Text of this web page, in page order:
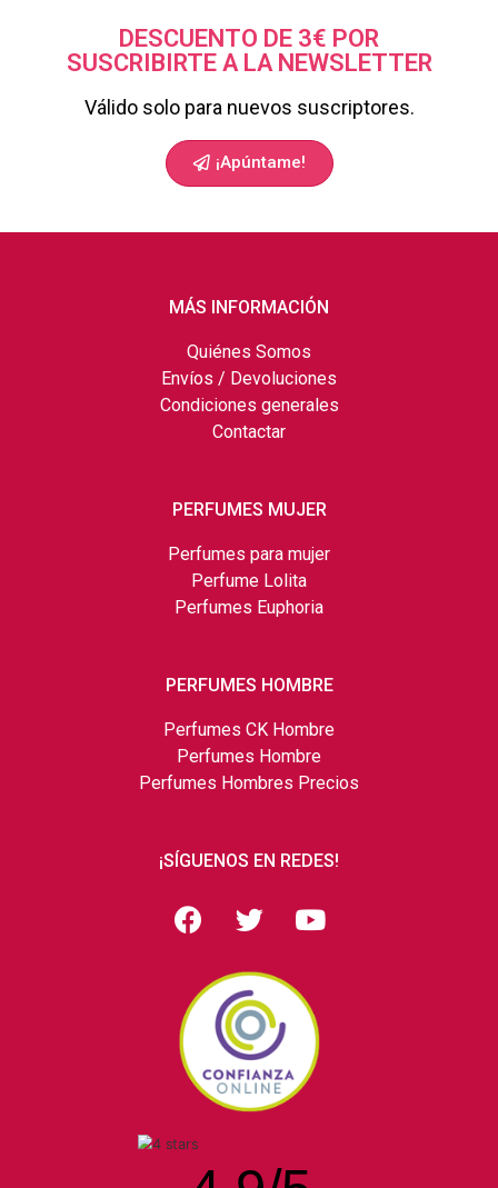
DESCUENTO DE 3€ POR
SUSCRIBIRTE A LA NEWSLETTER
Válido solo para nuevos suscriptores.
¡Apúntame!
MÁS INFORMACIÓN
Quiénes Somos
Envíos / Devoluciones
Condiciones generales
Contactar
PERFUMES MUJER
Perfumes para mujer
Perfume Lolita
Perfumes Euphoria
PERFUMES HOMBRE
Perfumes CK Hombre
Perfumes Hombre
Perfumes Hombres Precios
¡SÍGUENOS EN REDES!